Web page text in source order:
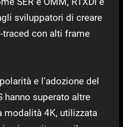
sviluppatori di creare
con alti frame
e l’adozione del
hanno superato altre
modalità 4K, utilizzata